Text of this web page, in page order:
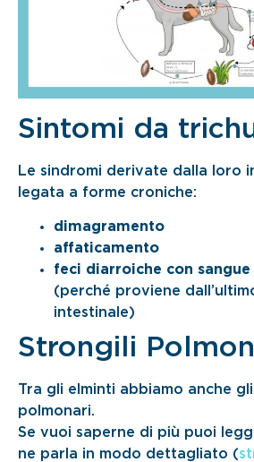
Sintomi da
Le sindromi derivate dalla loro
legata a forme croniche:
dimagramento
affaticamento
feci diarroiche con
(perché proviene
intestinale)
Strongili
Tra gli elminti abbiamo anche
polmonari.
Se vuoi saperne di più puoi
ne parla in modo dettagliato (